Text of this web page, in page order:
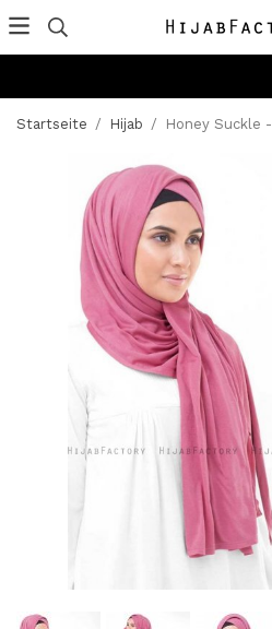
Startseite / Hijab / Honey Suckle